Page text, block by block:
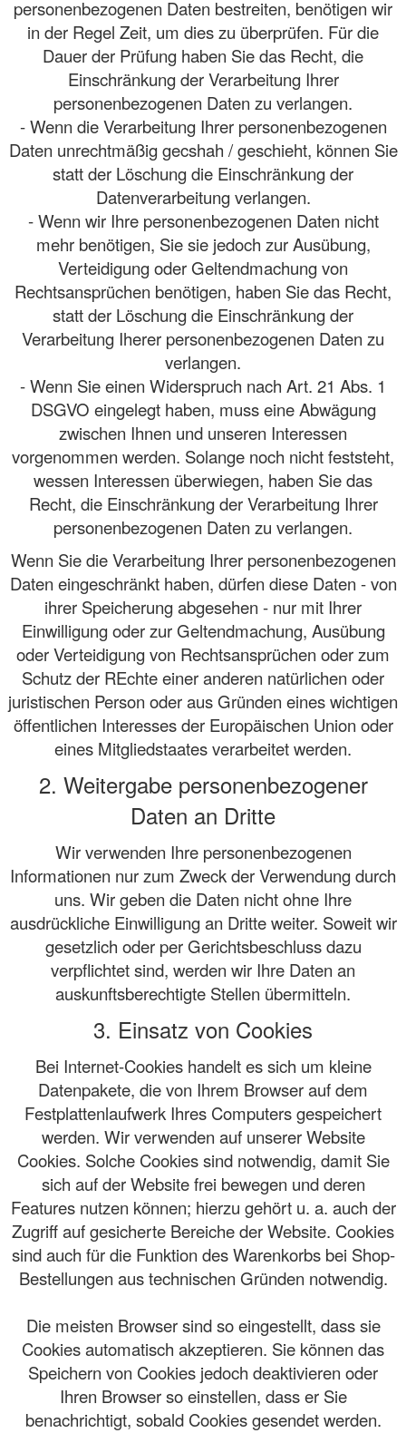
personenbezogenen Daten bestreiten, benötigen wir
in der Regel Zeit, um dies zu überprüfen. Für die
Dauer der Prüfung haben Sie das Recht, die
Einschränkung der Verarbeitung Ihrer
personenbezogenen Daten zu verlangen.
- Wenn die Verarbeitung Ihrer personenbezogenen
Daten unrechtmäßig gecshah / geschieht, können Sie
statt der Löschung die Einschränkung der
Datenverarbeitung verlangen.
- Wenn wir Ihre personenbezogenen Daten nicht
mehr benötigen, Sie sie jedoch zur Ausübung,
Verteidigung oder Geltendmachung von
Rechtsansprüchen benötigen, haben Sie das Recht,
statt der Löschung die Einschränkung der
Verarbeitung Iherer personenbezogenen Daten zu
verlangen.
- Wenn Sie einen Widerspruch nach Art. 21 Abs. 1
DSGVO eingelegt haben, muss eine Abwägung
zwischen Ihnen und unseren Interessen
vorgenommen werden. Solange noch nicht feststeht,
wessen Interessen überwiegen, haben Sie das
Recht, die Einschränkung der Verarbeitung Ihrer
personenbezogenen Daten zu verlangen.
Wenn Sie die Verarbeitung Ihrer personenbezogenen
Daten eingeschränkt haben, dürfen diese Daten - von
ihrer Speicherung abgesehen - nur mit Ihrer
Einwilligung oder zur Geltendmachung, Ausübung
oder Verteidigung von Rechtsansprüchen oder zum
Schutz der REchte einer anderen natürlichen oder
juristischen Person oder aus Gründen eines wichtigen
öffentlichen Interesses der Europäischen Union oder
eines Mitgliedstaates verarbeitet werden.
2. Weitergabe personenbezogener
Daten an Dritte
Wir verwenden Ihre personenbezogenen
Informationen nur zum Zweck der Verwendung durch
uns. Wir geben die Daten nicht ohne Ihre
ausdrückliche Einwilligung an Dritte weiter. Soweit wir
gesetzlich oder per Gerichtsbeschluss dazu
verpflichtet sind, werden wir Ihre Daten an
auskunftsberechtigte Stellen übermitteln.
3. Einsatz von Cookies
Bei Internet-Cookies handelt es sich um kleine
Datenpakete, die von Ihrem Browser auf dem
Festplattenlaufwerk Ihres Computers gespeichert
werden. Wir verwenden auf unserer Website
Cookies. Solche Cookies sind notwendig, damit Sie
sich auf der Website frei bewegen und deren
Features nutzen können; hierzu gehört u. a. auch der
Zugriff auf gesicherte Bereiche der Website. Cookies
sind auch für die Funktion des Warenkorbs bei Shop-
Bestellungen aus technischen Gründen notwendig.
Die meisten Browser sind so eingestellt, dass sie
Cookies automatisch akzeptieren. Sie können das
Speichern von Cookies jedoch deaktivieren oder
Ihren Browser so einstellen, dass er Sie
benachrichtigt, sobald Cookies gesendet werden.